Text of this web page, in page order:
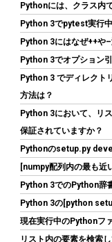
Red Plus 内蔵 HDD
ュ256MB NAS メーカ
【国内正規取扱代理店】
(542394)
こちら
Tuloka 4個ヒートシン
却ラジエーターフィン
Pythonには、クラス内
Python 3でpytest実行
Python 3にはなぜ++や
Python 3でオプション
Python 3 でディレクト
方法は？
Python 3において、リ
保証されていますか？
Pythonのsetup.py
[numpy配列内の最も近
Python 3でのPython辞
Python 3の[python
現在実行中のPythonフ
リスト内の要素を検索